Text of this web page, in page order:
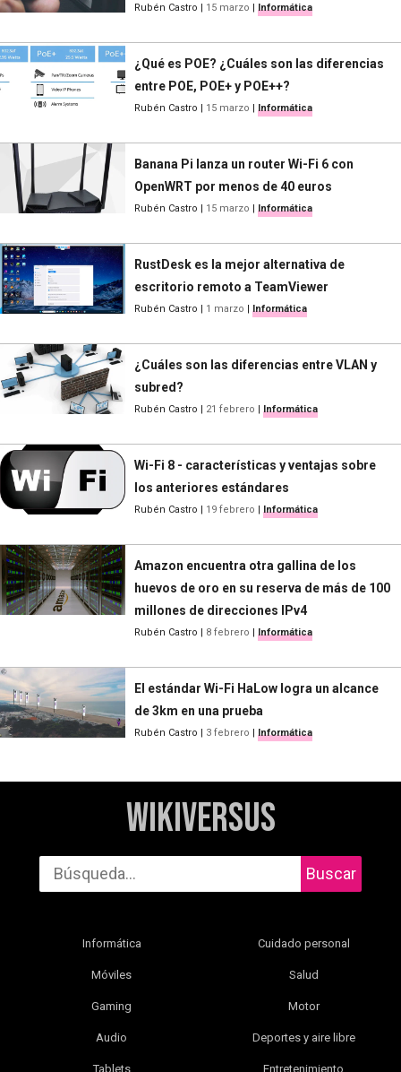
Rubén Castro | 15 marzo | Informática
¿Qué es POE? ¿Cuáles son las diferencias
entre POE, POE+ y POE++?
Rubén Castro | 15 marzo | Informática
Banana Pi lanza un router Wi-Fi 6 con
OpenWRT por menos de 40 euros
Rubén Castro | 15 marzo | Informática
RustDesk es la mejor alternativa de
escritorio remoto a TeamViewer
Rubén Castro | 1 marzo | Informática
¿Cuáles son las diferencias entre VLAN y
subred?
Rubén Castro | 21 febrero | Informática
Wi-Fi 8 - características y ventajas sobre
los anteriores estándares
Rubén Castro | 19 febrero | Informática
Amazon encuentra otra gallina de los
huevos de oro en su reserva de más de 100
millones de direcciones IPv4
Rubén Castro | 8 febrero | Informática
El estándar Wi-Fi HaLow logra un alcance
de 3km en una prueba
Rubén Castro | 3 febrero | Informática
WikiVersus
Buscar
Informática
Móviles
Gaming
Audio
Tablets
Cuidado personal
Salud
Motor
Deportes y aire libre
Entretenimiento